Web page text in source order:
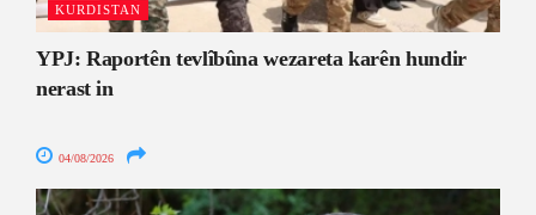
KURDISTAN
YPJ: Raportên tevlîbûna wezareta karên hundir
nerast in
04/08/2026